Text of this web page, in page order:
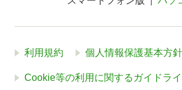
利用規約 個人情報保護基本方針
Cookie等の利用に関するガイドラ